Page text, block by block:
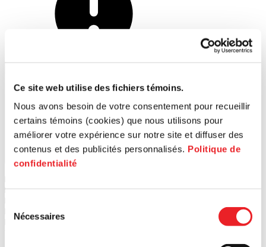
Ce site web utilise des fichiers témoins.
Nous avons besoin de votre consentement pour recueillir
certains témoins (cookies) que nous utilisons pour
améliorer votre expérience sur notre site et diffuser des
contenus et des publicités personnalisés. Politique de
confidentialité
Nécessaires
2 PME MTL Centre-Ouest
4 PME MTL Centre-Ville
5 PME MTL Centre-Est